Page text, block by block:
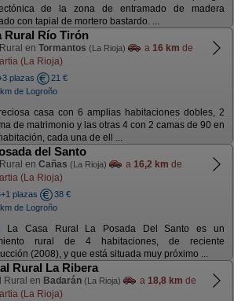
de la zona de entramado de madera
con tapial de mortero bastardo. ...
Rural Río Tirón
en Tormantos (La Rioja) a 16 km de
(La Rioja)
plazas
21 €
de Logroño
casa con 6 amplias habitaciones dobles, 2
de matrimonio y las otras 4 con 2 camas de 90 en
cada una de ell ...
del Santo
en Cañas (La Rioja) a 16,2 km de
(La Rioja)
plazas
38 €
de Logroño
La Casa Rural La Posada Del Santo es un
rural de 4 habitaciones, de reciente
(2008), y que está situada muy próximo ...
Rural La Ribera
Rural en Badarán (La Rioja) a 18,8 km de
(La Rioja)